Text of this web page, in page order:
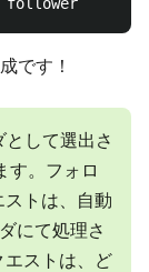
です！
して選出さ
す。フォロ
トは、自動
にて処理さ
ストは、ど